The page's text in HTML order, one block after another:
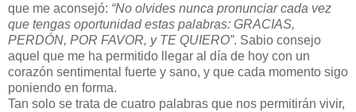
que me aconsejó: “No olvides nunca pronunciar cada vez
que tengas oportunidad estas palabras: GRACIAS,
PERDÓN, POR FAVOR, y TE QUIERO”. Sabio consejo
aquel que me ha permitido llegar al día de hoy con un
corazón sentimental fuerte y sano, y que cada momento sigo
poniendo en forma.
Tan solo se trata de cuatro palabras que nos permitirán vivir,